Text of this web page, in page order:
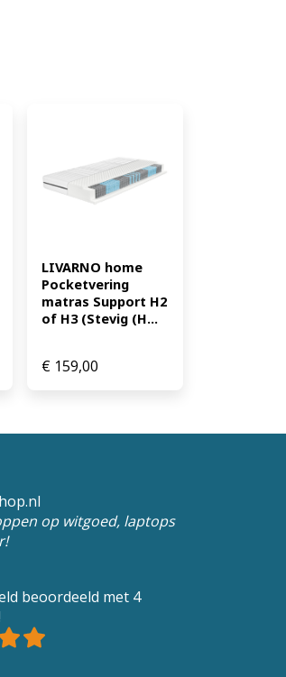
x H 7,3 cm
x B 10 x H
rondca. 1,3
LIVARNO home
Pocketvering
matras Support H2
of H3 (Stevig (H...
€ 159,00
op witgoed, laptops
beoordeeld met 4